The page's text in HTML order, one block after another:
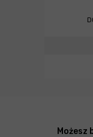
Możesz